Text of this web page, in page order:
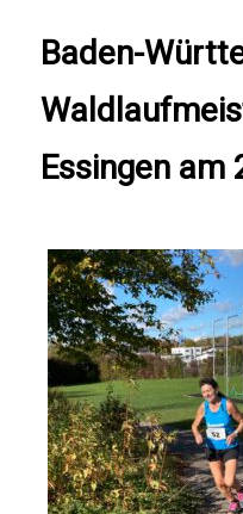
Baden-
Essingen am